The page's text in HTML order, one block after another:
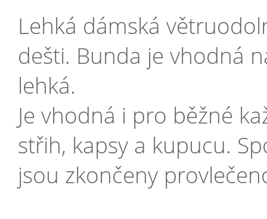
Lehká dámská
dešti. Bunda je vhodná
lehká.
Je vhodná i pro běžné
střih, kapsy a kupucu.
jsou zkončeny